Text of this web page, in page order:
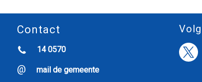
Contact
14 0570
mail de gemeente